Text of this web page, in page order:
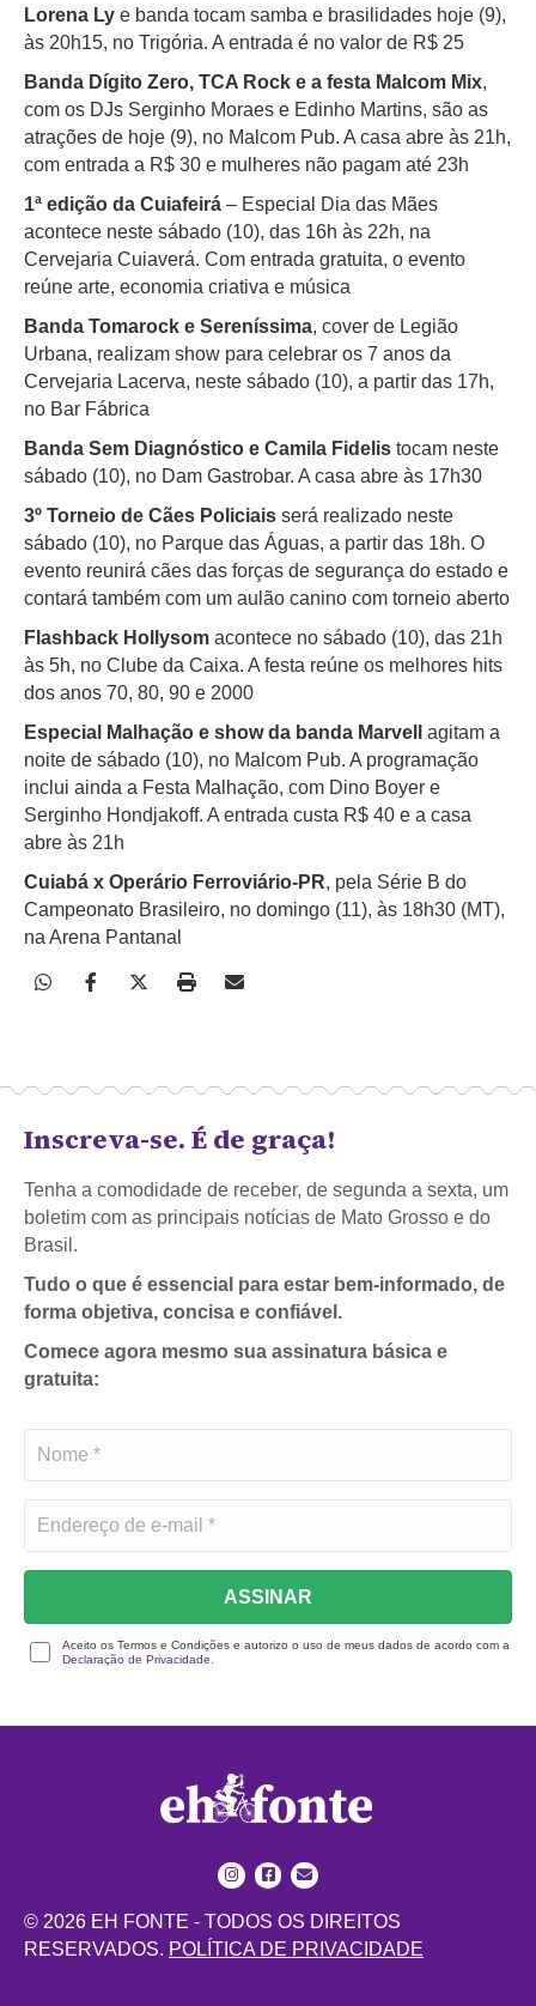
Lorena Ly e banda tocam samba e brasilidades hoje (9),
às 20h15, no Trigória. A entrada é no valor de R$ 25
Banda Dígito Zero, TCA Rock e a festa Malcom Mix,
com os DJs Serginho Moraes e Edinho Martins, são as
atrações de hoje (9), no Malcom Pub. A casa abre às 21h,
com entrada a R$ 30 e mulheres não pagam até 23h
1ª edição da Cuiafeirá – Especial Dia das Mães
acontece neste sábado (10), das 16h às 22h, na
Cervejaria Cuiaverá. Com entrada gratuita, o evento
reúne arte, economia criativa e música
Banda Tomarock e Sereníssima, cover de Legião
Urbana, realizam show para celebrar os 7 anos da
Cervejaria Lacerva, neste sábado (10), a partir das 17h,
no Bar Fábrica
Banda Sem Diagnóstico e Camila Fidelis tocam neste
sábado (10), no Dam Gastrobar. A casa abre às 17h30
3º Torneio de Cães Policiais será realizado neste
sábado (10), no Parque das Águas, a partir das 18h. O
evento reunirá cães das forças de segurança do estado e
contará também com um aulão canino com torneio aberto
Flashback Hollysom acontece no sábado (10), das 21h
às 5h, no Clube da Caixa. A festa reúne os melhores hits
dos anos 70, 80, 90 e 2000
Especial Malhação e show da banda Marvell
agitam a
noite de sábado (10), no Malcom Pub. A programação
inclui ainda a Festa Malhação, com Dino Boyer e
Serginho Hondjakoff. A entrada custa R$ 40 e a casa
abre às 21h
Cuiabá x Operário Ferroviário-PR, pela Série B do
Campeonato Brasileiro, no domingo (11), às 18h30 (MT),
na Arena Pantanal
Inscreva-se. É de graça!
Tenha a comodidade de receber, de segunda a sexta, um
boletim com as principais notícias de Mato Grosso e do
Brasil.
Tudo o que é essencial para estar bem-informado, de
forma objetiva, concisa e confiável.
Comece agora mesmo sua assinatura básica e
gratuita:
ASSINAR
Aceito os Termos e Condições e autorizo o uso de meus dados de acordo com a
Declaração de Privacidade.
© 2026 EH FONTE - TODOS OS DIREITOS
RESERVADOS. POLÍTICA DE PRIVACIDADE